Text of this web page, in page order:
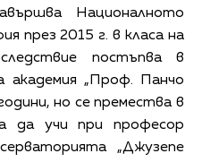
Националното
през 2015 г. в класа на
постъпва в
академия „Проф. Панчо
но се премества в
да учи при професор
„Джузепе